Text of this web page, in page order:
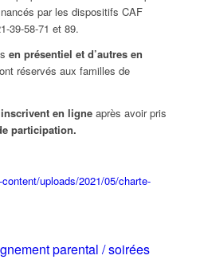
par les dispositifs CAF
39-58-71 et 89.
en présentiel et d’autres en
réservés aux familles de
en ligneaprès avoir pris
participation.
uploads/2021/05/charte-
parental / soirées